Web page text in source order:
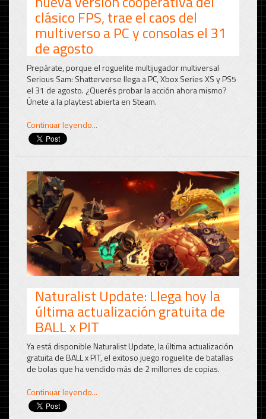
clásico FPS, trae el caos del
multiverso a PC y consolas el 31
de agosto
Prepárate, porque el roguelite multijugador multiversal
Serious Sam: Shatterverse llega a PC, Xbox Series XS y PS5
el 31 de agosto. ¿Querés probar la acción ahora mismo?
Únete a la playtest abierta en Steam.
Continuar leyendo...
Naturalist Update: Llega hoy la
última actualización gratuita de
BALL x PIT
Ya está disponible Naturalist Update, la última actualización
gratuita de BALL x PIT, el exitoso juego roguelite de batallas
de bolas que ha vendido más de 2 millones de copias.
Continuar leyendo...